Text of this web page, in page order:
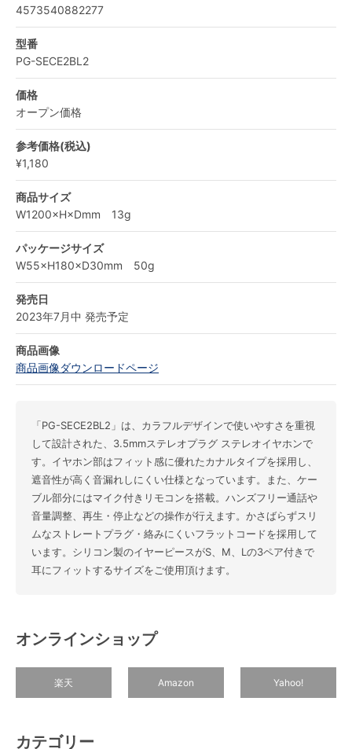
4573540882277
型番
PG-SECE2BL2
価格
オープン価格
参考価格(税込)
¥1,180
商品サイズ
W1200×H×Dmm 13g
パッケージサイズ
W55×H180×D30mm 50g
発売日
2023年7月中 発売予定
商品画像
商品画像ダウンロードページ
「PG-SECE2BL2」は、カラフルデザインで使いやすさを重視
して設計された、3.5mmステレオプラグ ステレオイヤホンで
す。イヤホン部はフィット感に優れたカナルタイプを採用し、
遮音性が高く音漏れしにくい仕様となっています。また、ケー
ブル部分にはマイク付きリモコンを搭載。ハンズフリー通話や
音量調整、再生・停止などの操作が行えます。かさばらずスリ
ムなストレートプラグ・絡みにくいフラットコードを採用して
います。シリコン製のイヤーピースがS、M、Lの3ペア付きで
耳にフィットするサイズをご使用頂けます。
オンラインショップ
楽天 Amazon Yahoo!
カテゴリー